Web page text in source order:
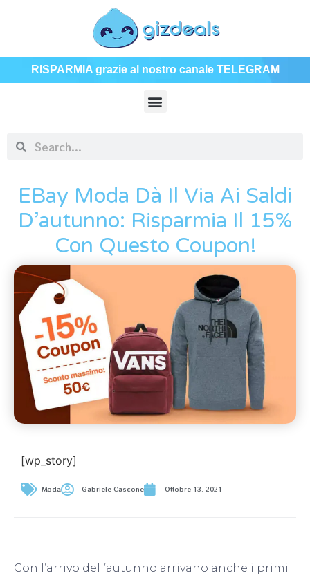
RISPARMIA grazie al nostro canale TELEGRAM
EBay Moda Dà Il Via Ai Saldi
D’autunno: Risparmia Il 15%
Con Questo Coupon!
[wp_story]
Moda Gabriele Cascone Ottobre 13, 2021
Con l’arrivo dell’autunno arrivano anche i primi